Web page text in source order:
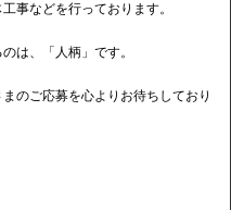
事などを行っております。
は、「人柄」です。
のご応募を心よりお待ちしており